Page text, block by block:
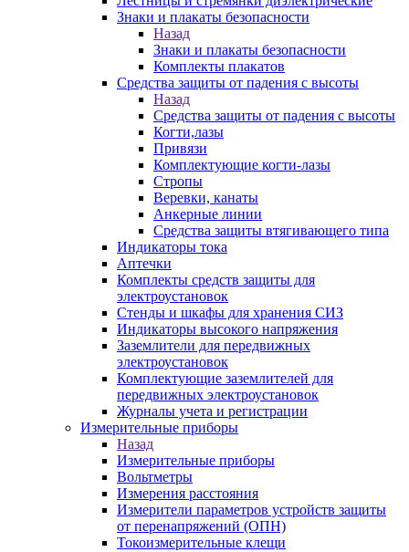
Знаки и плакаты безопасности
Назад
Знаки и плакаты безопасности
Комплекты плакатов
Средства защиты от падения с высоты
Назад
Средства защиты от падения с высоты
Когти,лазы
Привязи
Комплектующие когти-лазы
Стропы
Веревки, канаты
Анкерные линии
Средства защиты втягивающего типа
Индикаторы тока
Аптечки
Комплекты средств защиты для
электроустановок
Стенды и шкафы для хранения СИЗ
Индикаторы высокого напряжения
Заземлители для передвижных
электроустановок
Комплектующие заземлителей для
передвижных электроустановок
Журналы учета и регистрации
Измерительные приборы
Назад
Измерительные приборы
Вольтметры
Измерения расстояния
Измерители параметров устройств защиты
от перенапряжений (ОПН)
Токоизмерительные клещи